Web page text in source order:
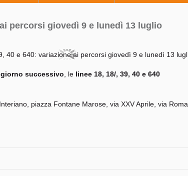
percorsi giovedì 9 e lunedì 13 luglio
successivo , le linee 18, 18/, 39, 40 e 640
piazza Fontane Marose, via XXV Aprile, via Roma,